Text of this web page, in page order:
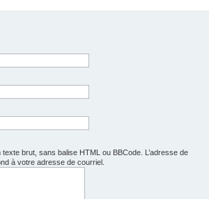
brut, sans balise HTML ou BBCode. L’adresse de
à votre adresse de courriel.